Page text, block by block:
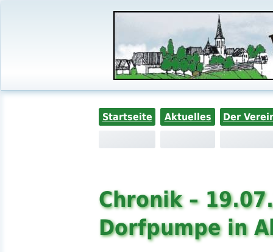
Startseite Aktuelles Der
Chronik –
Dorfpumpe in